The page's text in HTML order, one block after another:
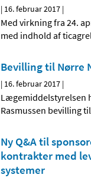
| 16. februar 2017 |
Med virkning fra 24.
med indhold af
Bevilling til Nørre
| 16. februar 2017 |
Lægemiddelstyrelsen
Rasmussen bevilling
Ny Q&A til
kontrakter med
systemer